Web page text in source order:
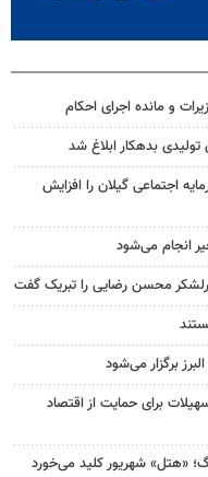
و مانده اجرای احکام
بدهکار ابلاغ شد
اجتماعی گیلان را افزایش
انجام می‌شود
محسن رضایی را تبریک گفت
برگزار می‌شود
ریال تسهیلات برای حمایت از اقتصاد
«هتل» شهریور کلید می‌خورد